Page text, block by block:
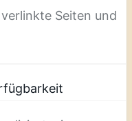
Seiten und